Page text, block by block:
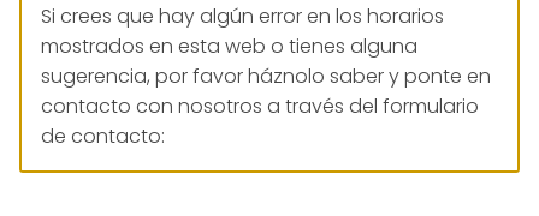
Si crees que hay algún error en los horarios
mostrados en esta web o tienes alguna
sugerencia, por favor háznolo saber y ponte en
contacto con nosotros a través del formulario
de contacto: